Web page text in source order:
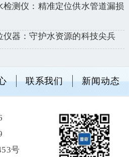
测仪：精准定位供水管道漏损
器：守护水资源的科技尖兵
联系我们 新闻动态
号